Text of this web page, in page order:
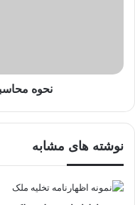
نحوه
نوشته های مشابه